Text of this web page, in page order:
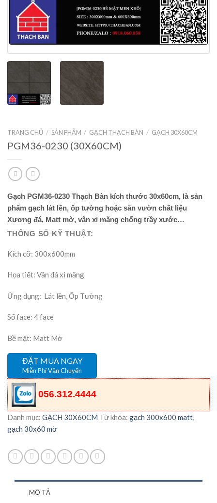
TRANG CHỦ / SẢN PHẨM / GẠCH THẠCH BÀN / GẠCH 30X60CM
PGM36-0230 (30X60CM)
Gạch PGM36-0230 Thạch Bàn kích thước 30x60cm, là sản
phẩm gạch lát lền, ốp tường hoặc sân vườn chất liệu
Xương đá, Matt mờ, vân xi măng chống trầy xước…
THÔNG SỐ KỸ THUẬT:
Kích cỡ: 300x600mm
Họa tiết: Vân đá xi măng
Ứng dụng: Lát lền, Ốp Tường
Số face: 4 face
Bề mặt: Matt Mờ
ĐẶT MUA NGAY
Miễn Phí Vận Chuyển
056.312.4444
Danh mục: GẠCH 30X60CM Từ khóa: gạch 300x600 matt,
gạch 30x60 mờ
MÔ TẢ